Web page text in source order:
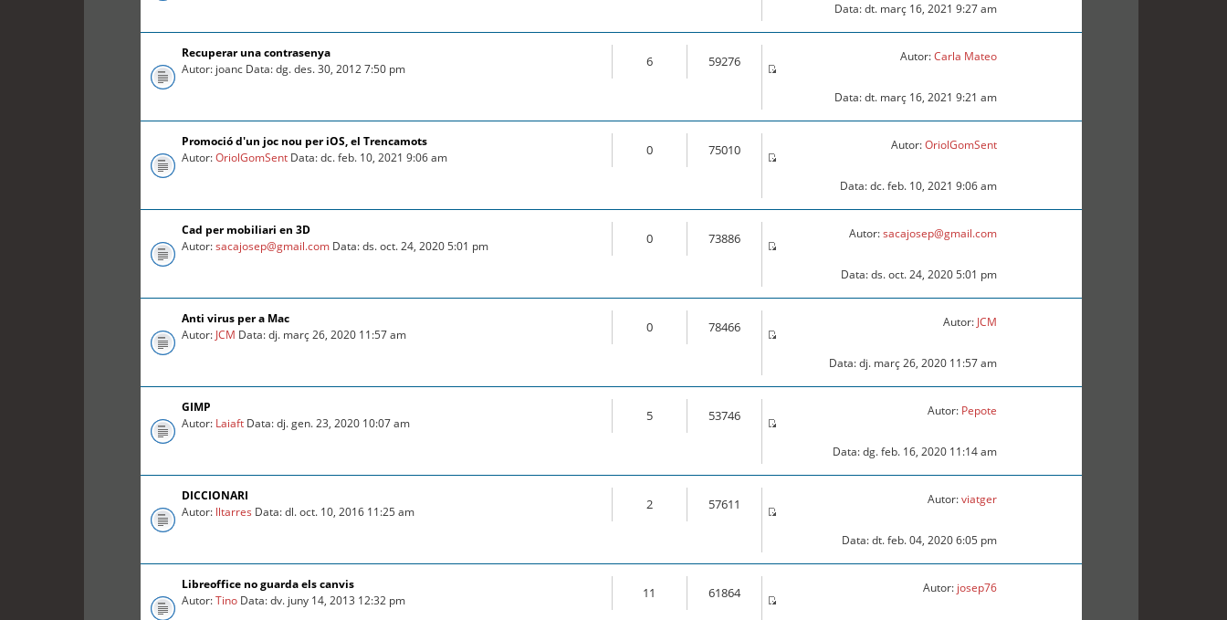
Data: dt. març 16, 2021 9:27 am
Recuperar una contrasenya
Autor: joanc Data: dg. des. 30, 2012 7:50 pm
6 59276 Autor:Carla Mateo
Data: dt. març 16, 2021 9:21 am
Promoció d'un joc nou per iOS, el Trencamots
Autor:OriolGomSent Data: dc. feb. 10, 2021 9:06 am 0 75010 Autor:OriolGomSent
Data: dc. feb. 10, 2021 9:06 am
Cad per mobiliari en 3D
Autor:sacajosep@gmail.com Data: ds. oct. 24, 2020 5:01 pm 0 73886 Autor:sacajosep@gmail.com
Data: ds. oct. 24, 2020 5:01 pm
Anti virus per a Mac
Autor: JCM Data: dj. març 26, 2020 11:57 am 0 78466 Autor: JCM
Data: dj. març 26, 2020 11:57 am
GIMP
Autor: Laiaft Data: dj. gen. 23, 2020 10:07 am 5 53746 Autor: Pepote
Data: dg. feb. 16, 2020 11:14 am
DICCIONARI
Autor: lltarres Data: dl. oct. 10, 2016 11:25 am 2 57611 Autor:viatger
Data: dt. feb. 04, 2020 6:05 pm
Libreoffice no guarda els canvis
Autor:Tino Data: dv. juny 14, 2013 12:32 pm 11 61864 Autor: josep76